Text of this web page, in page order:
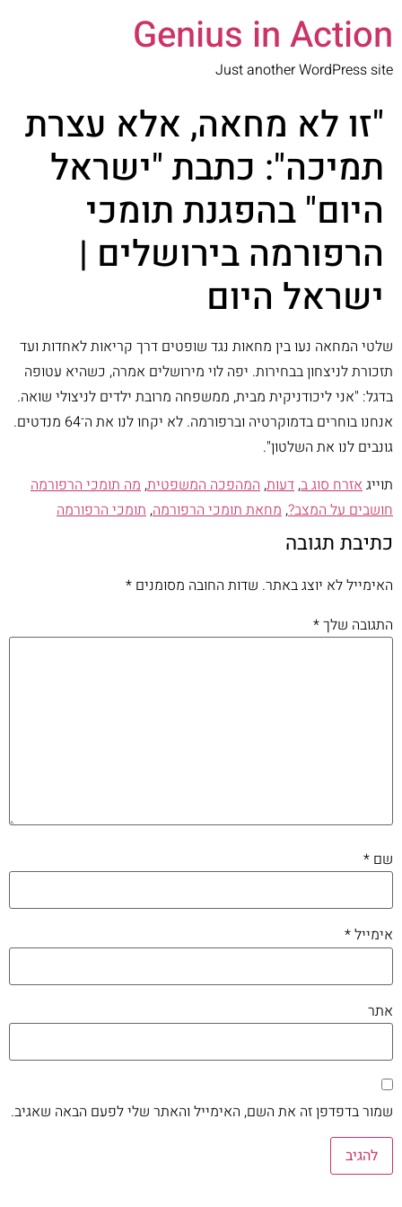
Genius in Action
Just another WordPress site
"זו לא מחאה, אלא עצרת
תמיכה": כתבת "ישראל
היום" בהפגנת תומכי
הרפורמה בירושלים |
ישראל היום
שלטי המחאה נעו בין מחאות נגד שופטים דרך קריאות לאחדות ועד
תזכורת לניצחון בבחירות. יפה לוי מירושלים אמרה, כשהיא עטופה
בדגל: "אני ליכודניקית מבית, ממשפחה מרובת ילדים לניצולי שואה.
אנחנו בוחרים בדמוקרטיה וברפורמה. לא יקחו לנו את ה־64 מנדטים.
גונבים לנו את השלטון".
תוייגאזרח סוג ב,דעות,המהפכה המשפטית,מה תומכי הרפורמה
חושבים על המצב?,מחאת תומכי הרפורמה,תומכי הרפורמה
כתיבת תגובה
האימייל לא יוצג באתר. שדות החובה מסומנים *
התגובה שלך*
שם *
אימייל*
אתר
שמור בדפדפן זה את השם, האימייל והאתר שלי לפעם הבאה שאגיב.